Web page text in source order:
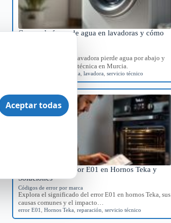
Causas de fugas de agua en lavadoras y cómo
Identifica por qué tu lavadora pierde agua por abajo y
consigue orientación técnica en Murcia.
fugas de agua ,lavadora ,servicio técnico
Significado del Error E01 en Hornos Teka y
Soluciones
Códigos de error por marca
Explora el significado del error E01 en hornos Teka, sus
causas comunes y el impacto…
error E01 ,Hornos Teka ,reparación ,servicio técnico
Aceptar todas